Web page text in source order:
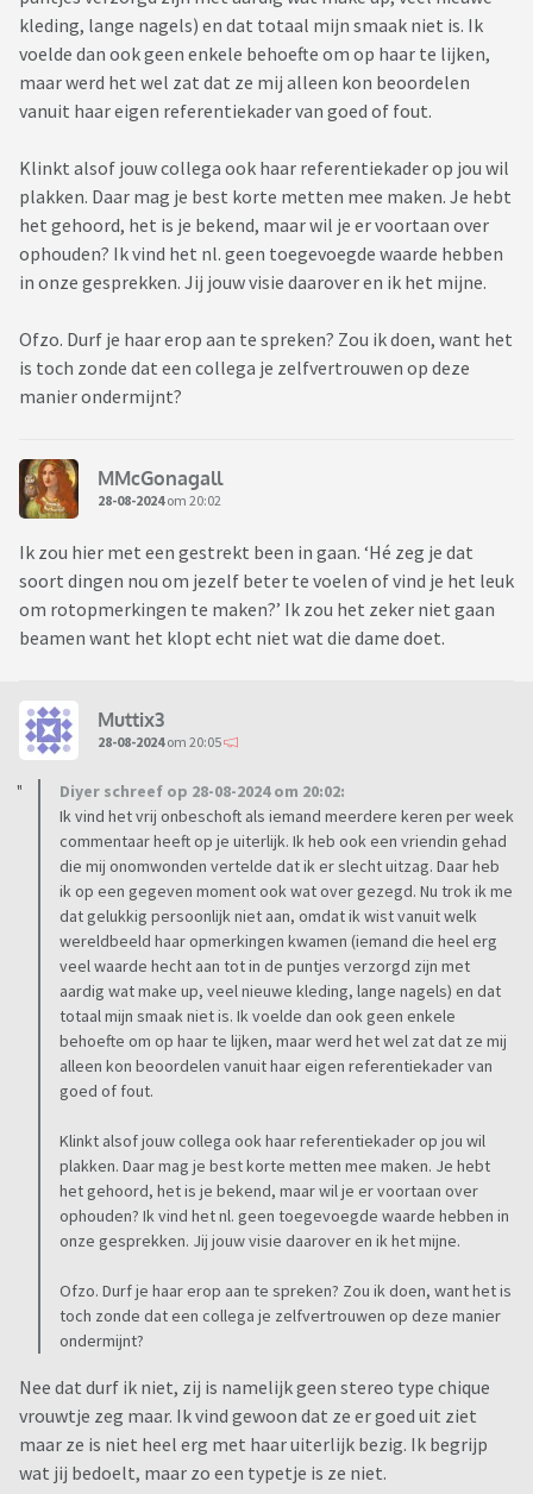
kleding, lange nagels) en dat totaal mijn smaak niet is. Ik
voelde dan ook geen enkele behoefte om op haar te lijken,
maar werd het wel zat dat ze mij alleen kon beoordelen
vanuit haar eigen referentiekader van goed of fout.
Klinkt alsof jouw collega ook haar referentiekader op jou wil
plakken. Daar mag je best korte metten mee maken. Je hebt
het gehoord, het is je bekend, maar wil je er voortaan over
ophouden? Ik vind het nl. geen toegevoegde waarde hebben
in onze gesprekken. Jij jouw visie daarover en ik het mijne.
Ofzo. Durf je haar erop aan te spreken? Zou ik doen, want het
is toch zonde dat een collega je zelfvertrouwen op deze
manier ondermijnt?
MMcGonagall
28-08-2024om 20:02
Ik zou hier met een gestrekt been in gaan. ‘Hé zeg je dat
soort dingen nou om jezelf beter te voelen of vind je het leuk
om rotopmerkingen te maken?’ Ik zou het zeker niet gaan
beamen want het klopt echt niet wat die dame doet.
Muttix3
28-08-2024om 20:05
Diyer schreef op 28-08-2024 om 20:02:
Ik vind het vrij onbeschoft als iemand meerdere keren per week
commentaar heeft op je uiterlijk. Ik heb ook een vriendin gehad
die mij onomwonden vertelde dat ik er slecht uitzag. Daar heb
ik op een gegeven moment ook wat over gezegd. Nu trok ik me
dat gelukkig persoonlijk niet aan, omdat ik wist vanuit welk
wereldbeeld haar opmerkingen kwamen (iemand die heel erg
veel waarde hecht aan tot in de puntjes verzorgd zijn met
aardig wat make up, veel nieuwe kleding, lange nagels) en dat
totaal mijn smaak niet is. Ik voelde dan ook geen enkele
behoefte om op haar te lijken, maar werd het wel zat dat ze mij
alleen kon beoordelen vanuit haar eigen referentiekader van
goed of fout.
Klinkt alsof jouw collega ook haar referentiekader op jou wil
plakken. Daar mag je best korte metten mee maken. Je hebt
het gehoord, het is je bekend, maar wil je er voortaan over
ophouden? Ik vind het nl. geen toegevoegde waarde hebben in
onze gesprekken. Jij jouw visie daarover en ik het mijne.
Ofzo. Durf je haar erop aan te spreken? Zou ik doen, want het is
toch zonde dat een collega je zelfvertrouwen op deze manier
ondermijnt?
Nee dat durf ik niet, zij is namelijk geen stereo type chique
vrouwtje zeg maar. Ik vind gewoon dat ze er goed uit ziet
maar ze is niet heel erg met haar uiterlijk bezig. Ik begrijp
wat jij bedoelt, maar zo een typetje is ze niet.